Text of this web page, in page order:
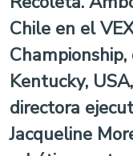
Chile en el
Kentucky,
directora
Jacqueline